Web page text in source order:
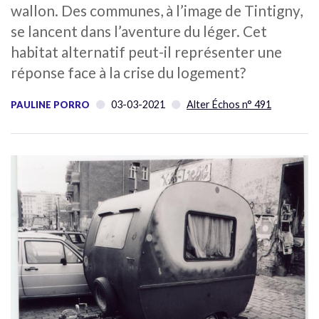
wallon. Des communes, à l’image de Tintigny,
se lancent dans l’aventure du léger. Cet
habitat alternatif peut-il représenter une
réponse face à la crise du logement?
PAULINE PORRO 03-03-2021 Alter Échos n° 491